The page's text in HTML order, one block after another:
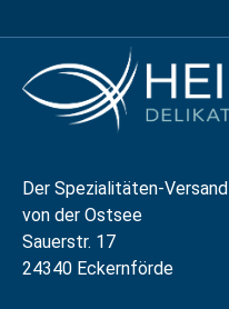
Der Spezialitäten-Versand
von der Ostsee
Sauerstr. 17
24340 Eckernförde